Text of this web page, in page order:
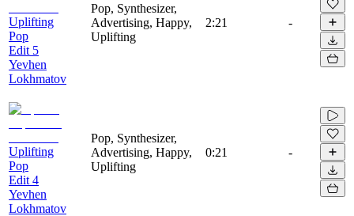
Uplifting
Pop
Edit 5
Yevhen
Lokhmatov
Pop, Synthesizer,
Advertising, Happy,
Uplifting
2:21 -
Uplifting
Pop
Edit 4
Yevhen
Lokhmatov
Pop, Synthesizer,
Advertising, Happy,
Uplifting
0:21 -